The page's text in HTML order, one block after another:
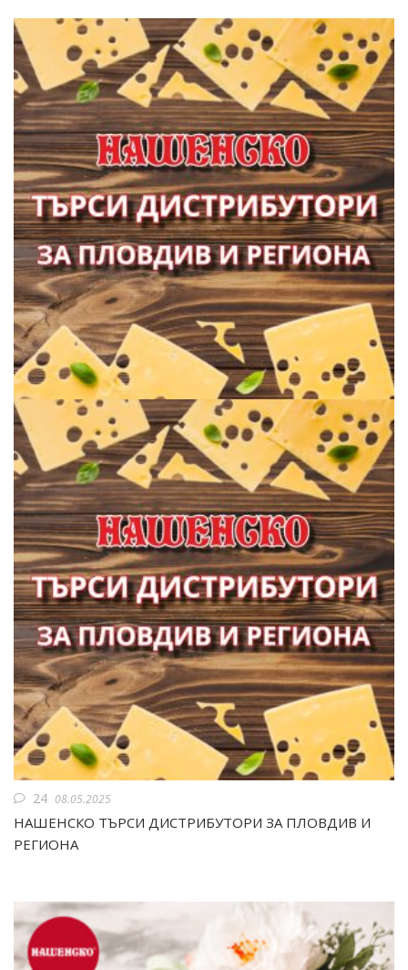
24 08.05.2025
НАШЕНСКО ТЪРСИ ДИСТРИБУТОРИ ЗА ПЛОВДИВ И
РЕГИОНА